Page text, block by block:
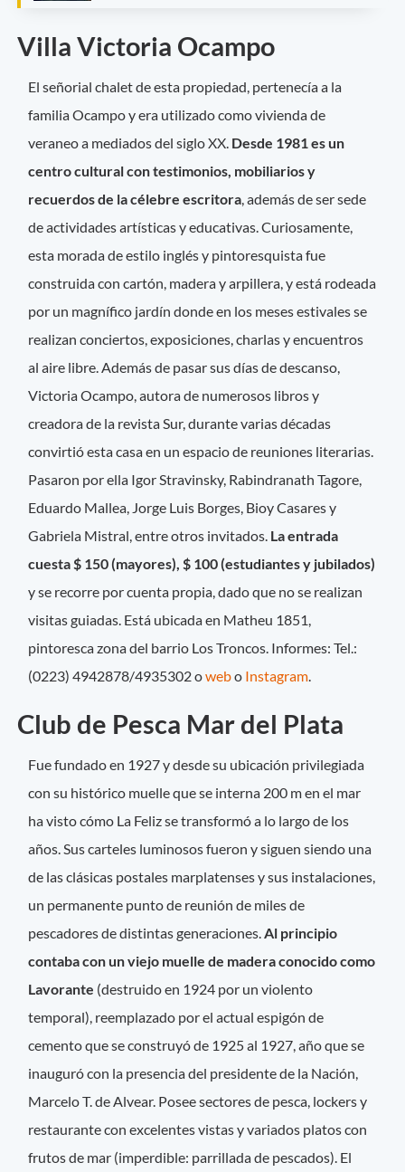
Villa Victoria Ocampo
El señorial chalet de esta propiedad, pertenecía a la
familia Ocampo y era utilizado como vivienda de
veraneo a mediados del siglo XX. Desde 1981 es un
centro cultural con testimonios, mobiliarios y
recuerdos de la célebre escritora, además de ser sede
de actividades artísticas y educativas. Curiosamente,
esta morada de estilo inglés y pintoresquista fue
construida con cartón, madera y arpillera, y está rodeada
por un magnífico jardín donde en los meses estivales se
realizan conciertos, exposiciones, charlas y encuentros
al aire libre. Además de pasar sus días de descanso,
Victoria Ocampo, autora de numerosos libros y
creadora de la revista Sur, durante varias décadas
convirtió esta casa en un espacio de reuniones literarias.
Pasaron por ella Igor Stravinsky, Rabindranath Tagore,
Eduardo Mallea, Jorge Luis Borges, Bioy Casares y
Gabriela Mistral, entre otros invitados. La entrada
cuesta $ 150 (mayores), $ 100 (estudiantes y jubilados)
y se recorre por cuenta propia, dado que no se realizan
visitas guiadas. Está ubicada en Matheu 1851,
pintoresca zona del barrio Los Troncos. Informes: Tel.:
(0223) 4942878/4935302 owebo Instagram.
Club de Pesca Mar del Plata
Fue fundado en 1927 y desde su ubicación privilegiada
con su histórico muelle que se interna 200 m en el mar
ha visto cómo La Feliz se transformó a lo largo de los
años. Sus carteles luminosos fueron y siguen siendo una
de las clásicas postales marplatenses y sus instalaciones,
un permanente punto de reunión de miles de
pescadores de distintas generaciones. Al principio
contaba con un viejo muelle de madera conocido como
Lavorante (destruido en 1924 por un violento
temporal), reemplazado por el actual espigón de
cemento que se construyó de 1925 al 1927, año que se
inauguró con la presencia del presidente de la Nación,
Marcelo T. de Alvear. Posee sectores de pesca, lockers y
restaurante con excelentes vistas y variados platos con
frutos de mar (imperdible: parrillada de pescados). El